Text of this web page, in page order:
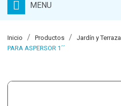
MENU
Inicio Productos Jardín y Terraza
PARA ASPERSOR 1´´